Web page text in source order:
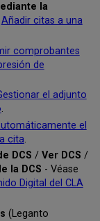
la
Añadir citas a una
comprobantes
de
el adjunto
.
el
cita.
DCS / Ver DCS /
la DCS - Véase
Digital del CLA
(Leganto